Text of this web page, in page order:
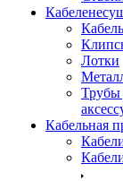
Лотки
Трубы
Кабельная